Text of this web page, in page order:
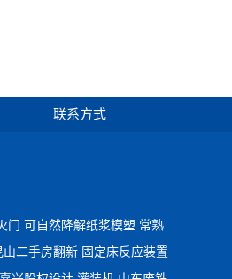
联系方式
门 可自然降解纸浆模塑 常熟
山二手房翻新 固定床反应装置